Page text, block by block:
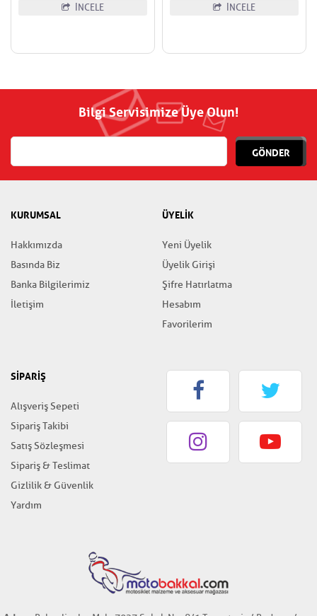
İNCELE İNCELE
Bilgi Servisimize Üye Olun!
GÖNDER
KURUMSAL
Hakkımızda
Basında Biz
Banka Bilgilerimiz
İletişim
ÜYELİK
Yeni Üyelik
Üyelik Girişi
Şifre Hatırlatma
Hesabım
Favorilerim
SİPARİŞ
Alışveriş Sepeti
Sipariş Takibi
Satış Sözleşmesi
Sipariş & Teslimat
Gizlilik & Güvenlik
Yardım